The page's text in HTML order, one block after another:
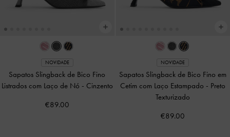
NOVIDADE
Sapatos Slingback de Bico Fino
Listrados com Laço de Nó - Cinzento
€89.00
NOVIDADE
Sapatos Slingback de Bico Fino em
Cetim com Laço Estampado - Preto
Texturizado
€89.00